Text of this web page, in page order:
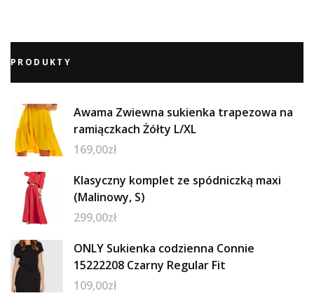
PRODUKTY
Awama Zwiewna sukienka trapezowa na
ramiączkach Żółty L/XL
169,00zł
Klasyczny komplet ze spódniczką maxi
(Malinowy, S)
299,00zł
ONLY Sukienka codzienna Connie
15222208 Czarny Regular Fit
109,00zł